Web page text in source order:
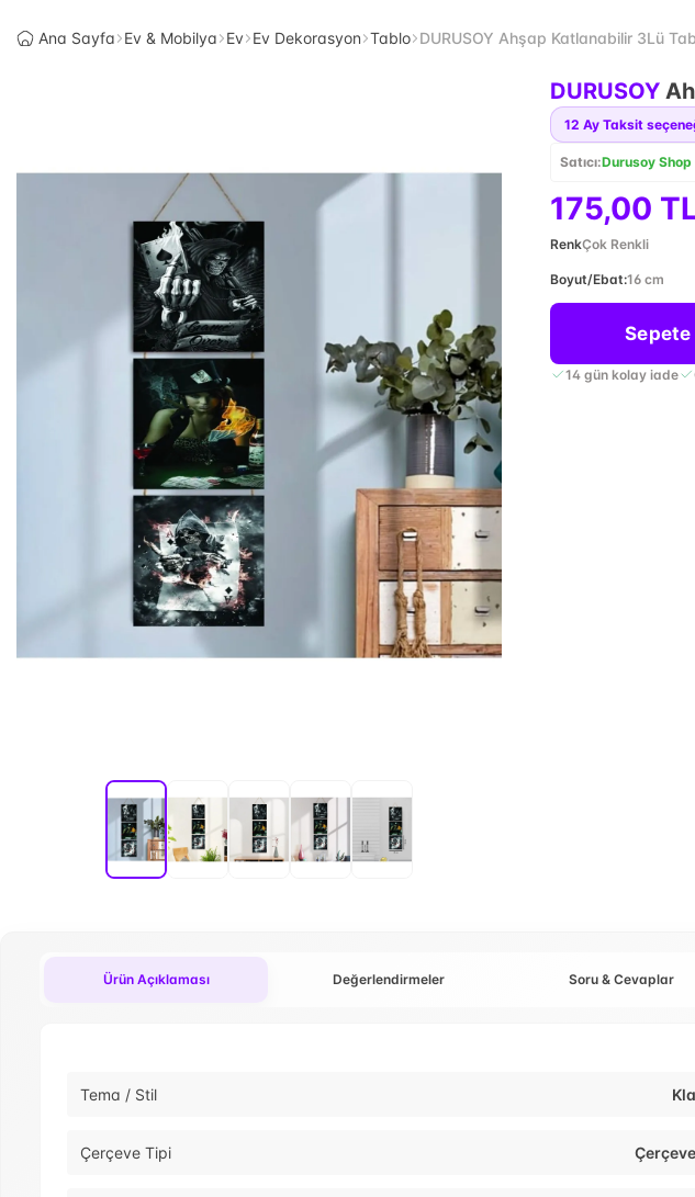
Ana Sayfa Ev & Mobilya Ev Ev Dekorasyon Tablo DURUSOY Ahşap Katlanabilir 3Lü
DURUSOY
12 Ay Taksit
Satıcı:Durusoy
175,00
RenkÇok Renkli
Boyut/Ebat:16 cm
Sepete
14 gün kolay iade
Ürün Açıklaması Değerlendirmeler Soru & Cevaplar
Tema / Stil
Çerçeve Tipi